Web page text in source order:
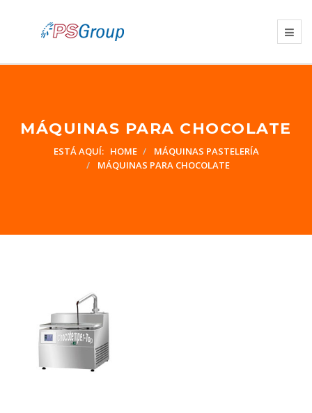
MÁQUINAS PARA CHOCOLATE
ESTÁ AQUÍ: HOME
MÁQUINAS PASTELERÍA
MÁQUINAS PARA CHOCOLATE